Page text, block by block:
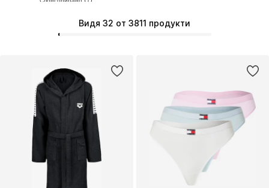
Видя 32 от 3811 продукти